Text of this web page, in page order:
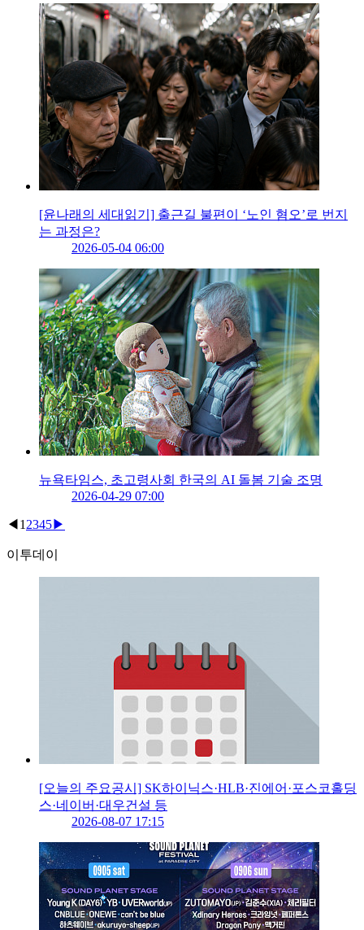
[윤나래의 세대읽기] 출근길 불편이 ‘노인 혐오’로 번지
는 과정은?
2026-05-04 06:00
뉴욕타임스, 초고령사회 한국의 AI 돌봄 기술 조명
2026-04-29 07:00
◀ 1 2345▶
이투데이
[오늘의 주요공시] SK하이닉스·HLB·진에어·포스코홀딩
스·네이버·대우건설 등
2026-08-07 17:15